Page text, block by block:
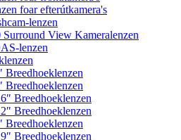
foar efterútkamera's
lenzen
Surround View Kameralenzen
lenzen
Breedhoeklenzen
Breedhoeklenzen
Breedhoeklenzen
Breedhoeklenzen
Breedhoeklenzen
Breedhoeklenzen